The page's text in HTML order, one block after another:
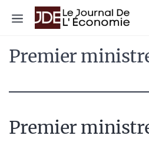
Menu
Premier
Premier